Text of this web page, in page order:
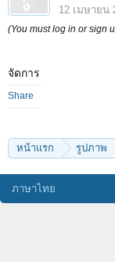
12 เมษายน
(You must log in or sign
จัดการ
Share
หน้าแรก รูปภาพ
ภาษาไทย